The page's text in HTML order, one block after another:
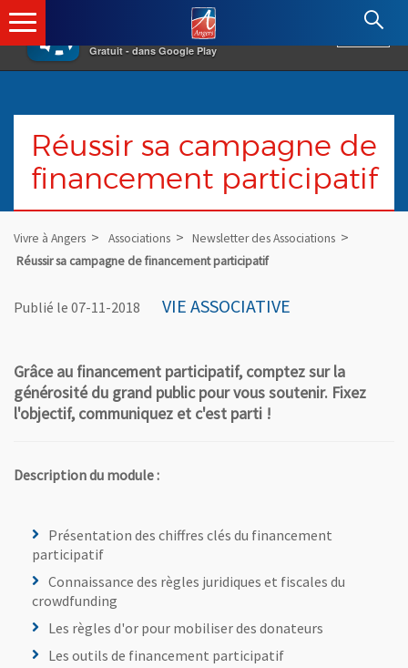
×
Gratuit - dans Google Play
Angers.fr : Retour à l'accueil
Réussir sa campagne de
financement participatif
Vivre à Angers Associations
Newsletter des Associations
Réussir sa campagne de financement participatif
Publié le 07-11-2018 VIE ASSOCIATIVE
Grâce au financement participatif, comptez sur la
générosité du grand public pour vous soutenir. Fixez
l'objectif, communiquez et c'est parti !
Description du module :
Présentation des chiffres clés du financement
participatif
Connaissance des règles juridiques et fiscales du
crowdfunding
Les règles d'or pour mobiliser des donateurs
Les outils de financement participatif